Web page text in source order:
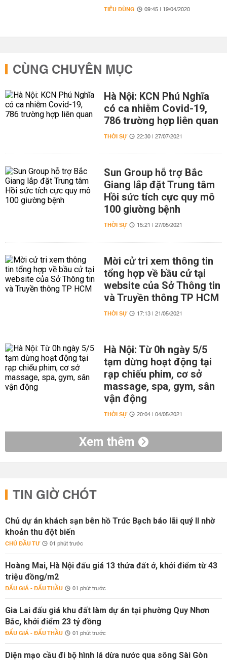
TIÊU DÙNG 09:45 | 19/04/2020
CÙNG CHUYÊN MỤC
Hà Nội: KCN Phú Nghĩa
có ca nhiễm Covid-19,
786 trường hợp liên quan
THỜI SỰ 22:30 | 27/07/2021
Sun Group hỗ trợ Bắc
Giang lắp đặt Trung tâm
Hồi sức tích cực quy mô
100 giường bệnh
THỜI SỰ 15:21 | 27/05/2021
Mời cử tri xem thông tin
tổng hợp về bầu cử tại
website của Sở Thông tin
và Truyền thông TP HCM
THỜI SỰ 17:13 | 21/05/2021
Hà Nội: Từ 0h ngày 5/5
tạm dừng hoạt động tại
rạp chiếu phim, cơ sở
massage, spa, gym, sân
vận động
THỜI SỰ 20:04 | 04/05/2021
Xem thêm
TIN GIỜ CHÓT
Chủ dự án khách sạn bên hồ Trúc Bạch báo lãi quý II nhờ
khoản thu đột biến
CHỦ ĐẦU TƯ 01 phút trước
Hoàng Mai, Hà Nội đấu giá 13 thửa đất ở, khởi điểm từ 43
triệu đồng/m2
ĐẤU GIÁ - ĐẤU THẦU 01 phút trước
Gia Lai đấu giá khu đất làm dự án tại phường Quy Nhơn
Bắc, khởi điểm 23 tỷ đồng
ĐẤU GIÁ - ĐẤU THẦU 01 phút trước
Diện mạo cầu đi bộ hình lá dừa nước qua sông Sài Gòn